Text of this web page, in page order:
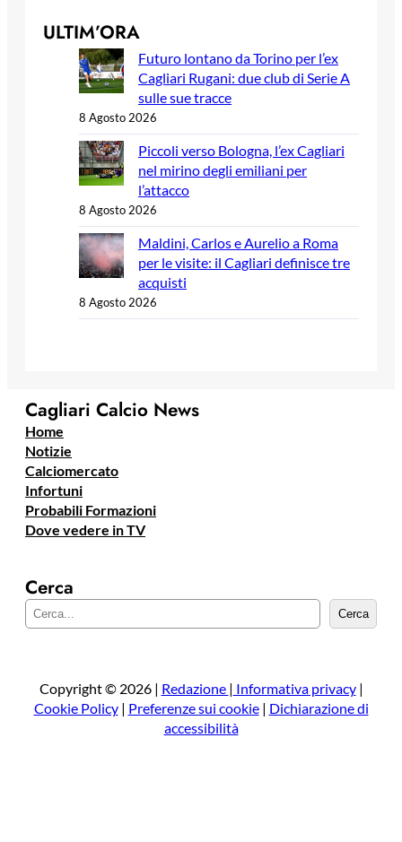
ULTIM’ORA
Futuro lontano da Torino per l’ex
Cagliari Rugani: due club di Serie A
sulle sue tracce
8 Agosto 2026
Piccoli verso Bologna, l’ex Cagliari
nel mirino degli emiliani per
l’attacco
8 Agosto 2026
Maldini, Carlos e Aurelio a Roma
per le visite: il Cagliari definisce tre
acquisti
8 Agosto 2026
Cagliari Calcio News
Home
Notizie
Calciomercato
Infortuni
Probabili Formazioni
Dove vedere in TV
Cerca
e
a
Cerca
Copyright © 2026 | Redazione | Informativa privacy|
Cookie Policy| Preferenze sui cookie| Dichiarazione di
accessibilità